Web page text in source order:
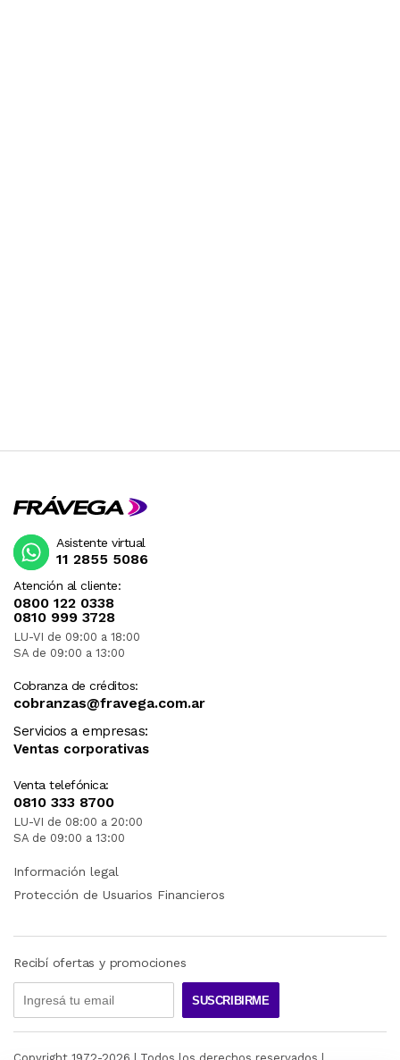
Atención al cliente:
0800 122 0338
0810 999 3728
LU-VI de 09:00 a 18:00
SA de 09:00 a 13:00
Cobranza de créditos:
cobranzas@fravega.com.ar
Servicios a empresas:
Ventas corporativas
Venta telefónica:
0810 333 8700
LU-VI de 08:00 a 20:00
SA de 09:00 a 13:00
Asistente virtual
11 2855 5086
Información legal
Protección de Usuarios Financieros
Recibí ofertas y promociones
SUSCRIBIRME